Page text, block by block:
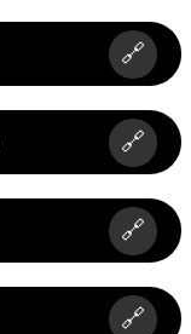
🔗
🔗
🔗
🔗